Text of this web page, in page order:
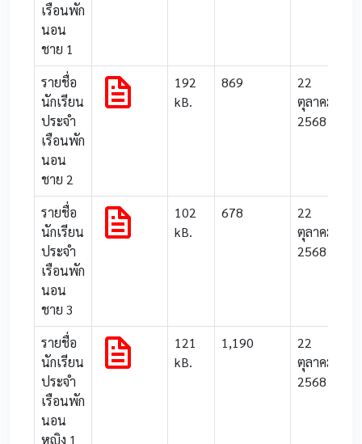
เรือนพัก
นอน
ชาย 1
รายชื่อ
นักเรียน
ประจำ
เรือนพัก
นอน
ชาย 2
192
kB.
869
22
ตุลาคม
2568
รายชื่อ
นักเรียน
ประจำ
เรือนพัก
นอน
ชาย 3
102
kB.
678
22
ตุลาคม
2568
รายชื่อ
นักเรียน
ประจำ
เรือนพัก
นอน
หญิง 1
121
kB.
1,190
22
ตุลาคม
2568